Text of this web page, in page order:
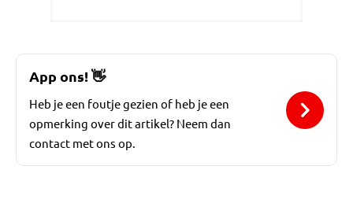
App ons!👋
Heb je een foutje gezien of heb je een
opmerking over dit artikel? Neem dan
contact met ons op.